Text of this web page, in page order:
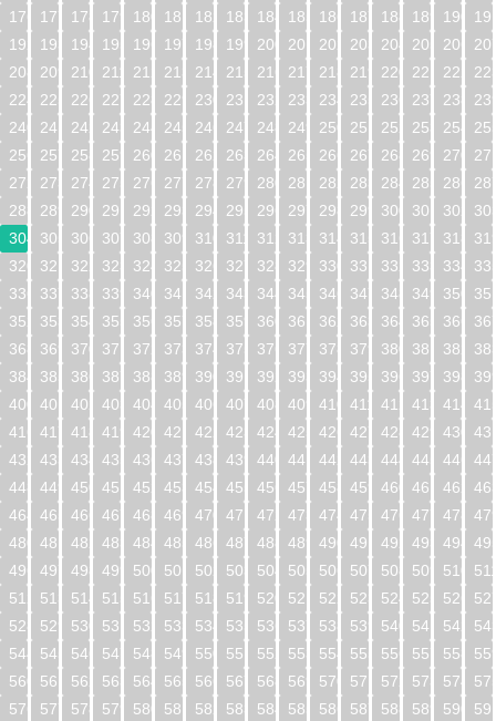
176
177 178 179 180 181 182 183 184 185 186 187 188 189 190
192
193 194 195 196 197 198 199 200 201 202 203 204 205 206
208
209 210 211 212 213 214 215 216 217 218 219 220 221 222
224
225 226 227 228 229 230 231 232 233 234 235 236 237 238
240
241 242 243 244 245 246 247 248 249 250 251 252 253 254
256
257 258 259 260 261 262 263 264 265 266 267 268 269 270
272
273 274 275 276 277 278 279 280 281 282 283 284 285 286
288
289 290 291 292 293 294 295 296 297 298 299 300 301 302
304
305 306 307 308 309 310 311 312 313 314 315 316 317 318
320
321 322 323 324 325 326 327 328 329 330 331 332 333 334
336
337 338 339 340 341 342 343 344 345 346 347 348 349 350
352
353 354 355 356 357 358 359 360 361 362 363 364 365 366
368
369 370 371 372 373 374 375 376 377 378 379 380 381 382
384
385 386 387 388 389 390 391 392 393 394 395 396 397 398
400
401 402 403 404 405 406 407 408 409 410 411 412 413 414
416
417 418 419 420 421 422 423 424 425 426 427 428 429 430
432
433 434 435 436 437 438 439 440 441 442 443 444 445 446
448
449 450 451 452 453 454 455 456 457 458 459 460 461 462
464
465 466 467 468 469 470 471 472 473 474 475 476 477 478
480
481 482 483 484 485 486 487 488 489 490 491 492 493 494
496
497 498 499 500 501 502 503 504 505 506 507 508 509 510
512
513 514 515 516 517 518 519 520 521 522 523 524 525 526
528
529 530 531 532 533 534 535 536 537 538 539 540 541 542
544
545 546 547 548 549 550 551 552 553 554 555 556 557 558
560
561 562 563 564 565 566 567 568 569 570 571 572 573 574
576
577 578 579 580 581 582 583 584 585 586 587 588 589 590